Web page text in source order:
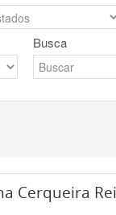
Busca
Cerqueira